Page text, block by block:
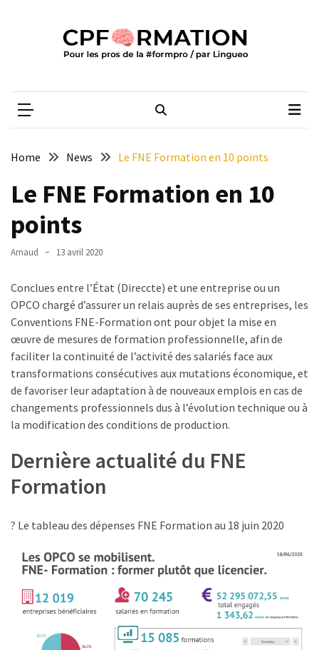
est
réussi,
qui
doit
plus
loin
TVA,
subrogation,
remboursement
qui
réellement
dans
financement
formations
OPCO
Passeport
CPFORMATION
Home News Le FNE Formation en 10 points
Le FNE Formation en 10
points
Arnaud 13 avril 2020
Conclues entre l’État (Direccte) et une entreprise ou un
OPCO chargé d’assurer un relais auprès de ses entreprises, les
Conventions FNE-Formation ont pour objet la mise en
œuvre de mesures de formation professionnelle, afin de
faciliter la continuité de l’activité des salariés face aux
transformations consécutives aux mutations économique, et
de favoriser leur adaptation à de nouveaux emplois en cas de
changements professionnels dus à l’évolution technique ou à
la modification des conditions de production.
Dernière actualité du FNE
Formation
? Le tableau des dépenses FNE Formation au 18 juin 2020